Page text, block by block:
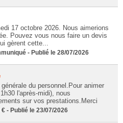
17 octobre 2026. Nous aimerions
Pouvez vous nous faire un devis
gèrent cette...
- Publié le 28/07/2026
du personnel.Pour animer
l'après-midi), nous
sur vos prestations.Merci
- Publié le 23/07/2026